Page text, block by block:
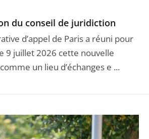
du conseil de juridiction
d’appel de Paris a réuni pour
9 juillet 2026 cette nouvelle
un lieu d’échanges e ...